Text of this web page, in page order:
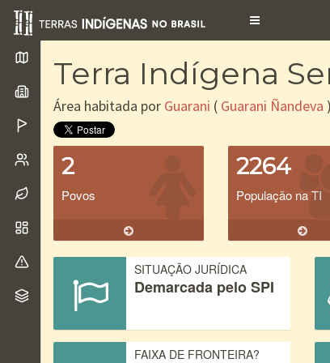
Toggle
Terra Indígena
Área habitada por Guarani ( Guarani Ñandeva
2
Povos
2264
População na TI
SITUAÇÃO JURÍDICA
Demarcada pelo SPI
FAIXA DE FRONTEIRA?